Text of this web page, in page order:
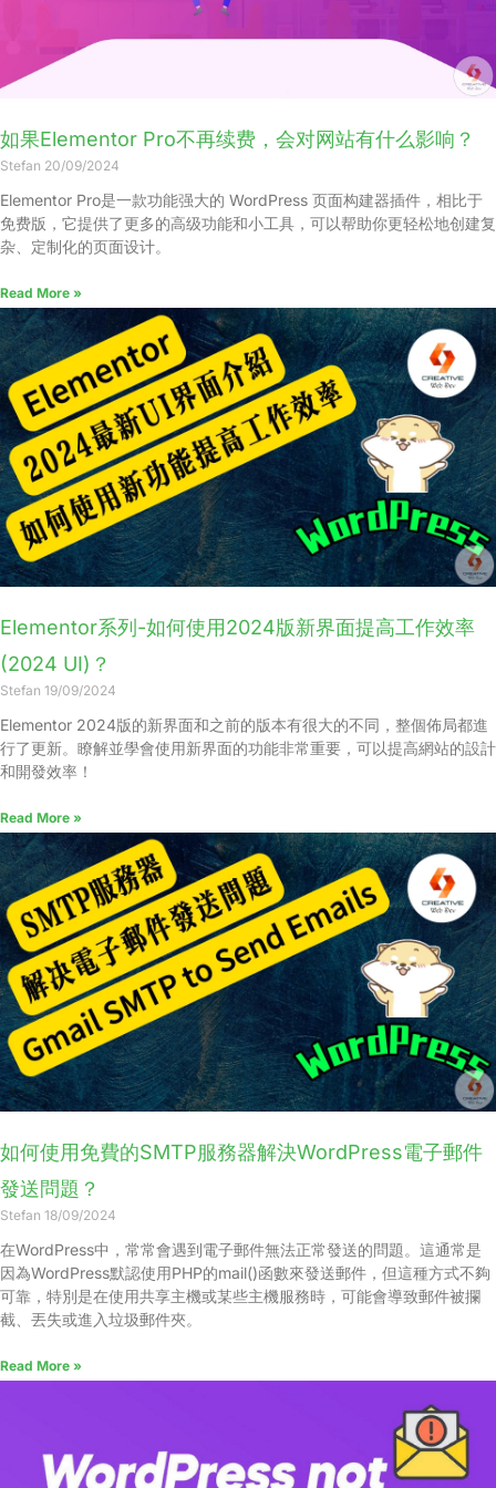
如果Elementor Pro不再续费，会对网站有什么影响？
Stefan 20/09/2024
Elementor Pro是一款功能强大的 WordPress 页面构建器插件，相比于
免费版，它提供了更多的高级功能和小工具，可以帮助你更轻松地创建复
杂、定制化的页面设计。
Read More »
Elementor系列-如何使用2024版新界面提高工作效率
(2024 UI)？
Stefan 19/09/2024
Elementor 2024版的新界面和之前的版本有很大的不同，整個佈局都進
行了更新。瞭解並學會使用新界面的功能非常重要，可以提高網站的設計
和開發效率！
Read More »
如何使用免費的SMTP服務器解決WordPress電子郵件
發送問題？
Stefan 18/09/2024
在WordPress中，常常會遇到電子郵件無法正常發送的問題。這通常是
因為WordPress默認使用PHP的mail()函數來發送郵件，但這種方式不夠
可靠，特別是在使用共享主機或某些主機服務時，可能會導致郵件被攔
截、丟失或進入垃圾郵件夾。
Read More »